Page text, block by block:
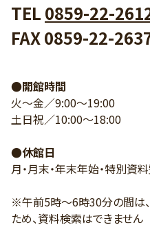
TEL 0859-22-
FAX 0859-22-
●開館時間
火～金／9:00～19:00
土日祝／10:00～18:00
●休館日
月・月末・年末年始・特別資
※午前5時～6時30分の間は
ため、資料検索はできません